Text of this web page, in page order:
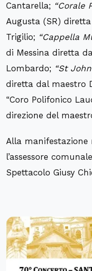
Cantarella; “Corale
Augusta (SR)
Trigilio; “Cappella
di Messina diretta
Lombardo; “St
diretta dal maestro
“Coro Polifonico
direzione del
Alla manifestazione
l’assessore
Spettacolo Giusy